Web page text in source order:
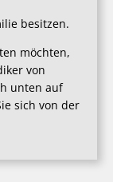
besitzen.
möchten,
von
unten auf
sich von der